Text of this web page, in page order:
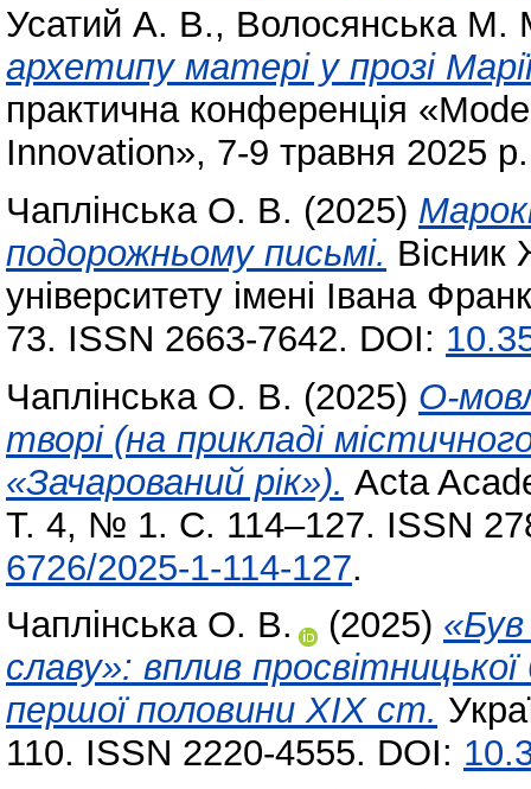
Усатий А. В., Волосянська М.
архетипу матері у прозі
практична конференція
Innovation», 7-9 травня 2025
Чаплінська О. В. (2025)
подорожньому письмі. Вісник
університету імені Івана
73. ISSN 2663-7642. DOI:
Чаплінська О. В. (2025) О-
творі (на прикладі
«Зачарований рік»). Acta
Т. 4, № 1. С. 114–127. ISSN
6726/2025-1-114-127.
Чаплінська О. В.
(2025)
славу»: вплив
першої половини ХІХ ст.
110. ISSN 2220-4555. DOI: